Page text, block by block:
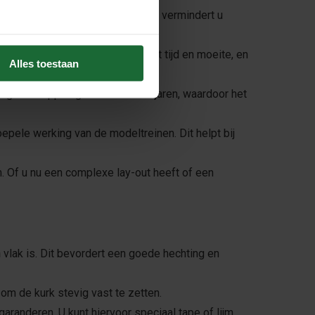
Alles toestaan
modelspoorbaan te plaatsen, vermindert u
de spoorbaan. Dit bespaart tijd en moeite, en
gedurende vele jaren, waardoor het
werking van de modeltreinen. Dit helpt bij
Of u nu een complexe lay-out heeft of een
is. Dit bevordert een goede hechting en
de kurk stevig vast te zetten.